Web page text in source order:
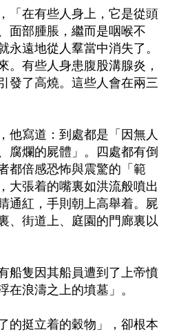
「在有些人身上，它是從頭
面部腫脹，繼而是咽喉不
永遠地從人羣當中消失了。
。有些人身患腹股溝腺炎，
發了高燒。這些人會在兩三
他寫道：到處都是「因無人
腐爛的屍體」。四處都有倒
都倍感恐怖與震驚的「範
大張着的嘴裏如洪流般噴出
通紅，手則朝上高舉着。屍
、街道上、庭園的門廊裏以
船隻因其船員遭到了上帝憤
在浪濤之上的墳墓」。
的挺立着的穀物」，卻根本